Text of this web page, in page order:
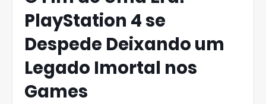
PlayStation 4 se
Despede Deixando um
Legado Imortal nos
Games